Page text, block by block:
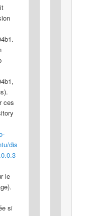
ces
dis
le
si